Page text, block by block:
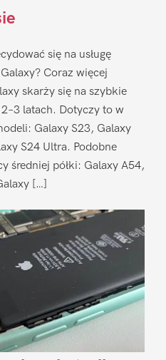
się na usługę
Coraz więcej
skarży się na szybkie
latach. Dotyczy to w
Galaxy S23, Galaxy
S24 Ultra. Podobne
średniej półki: Galaxy A54,
[…]